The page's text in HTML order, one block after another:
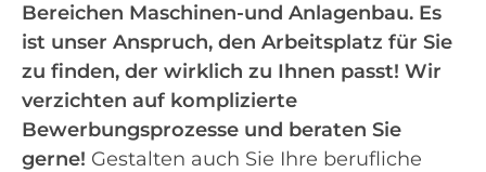
Bereichen Maschinen-und Anlagenbau. Es
ist unser Anspruch, den Arbeitsplatz für Sie
zu finden, der wirklich zu Ihnen passt! Wir
verzichten auf komplizierte
Bewerbungsprozesse und beraten Sie
gerne! Gestalten auch Sie Ihre berufliche